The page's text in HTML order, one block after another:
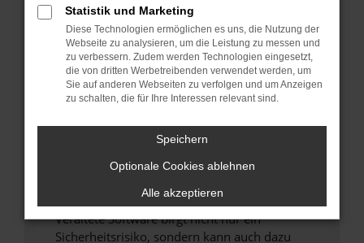
Manche Erweiterungen, wie Werbeblocker,
können das Laden bestimmter Seiten
verhindern. Funktioniert die Seite in einem
anderen Browser oder in einem privaten
Fenster?
Starte dein Gerät neu.
Das kann manchmal helfen, vorübergehende
Probleme zu beheben.
Stelle sicher, dass dein Browser und dein
Veraltete Software birgt nicht nur ein
Sicherheitsrisiko, sondern kann auch dazu
Statistik und Marketing
Diese Technologien ermöglichen es uns, die Nutzung der
Webseite zu analysieren, um die Leistung zu messen und
zu verbessern. Zudem werden Technologien eingesetzt,
die von dritten Werbetreibenden verwendet werden, um
Sie auf anderen Webseiten zu verfolgen und um Anzeigen
zu schalten, die für Ihre Interessen relevant sind.
Speichern
Optionale Cookies ablehnen
Alle akzeptieren